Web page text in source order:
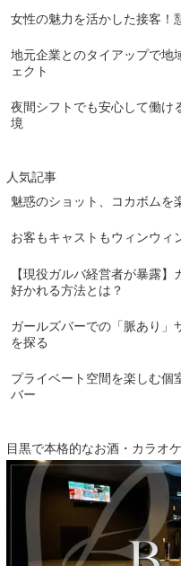
女性の魅力を活かした接客！
地元企業とのタイアップで地
ェクト
夜間シフトでも安心して働け
境
人気記事
魅惑のショット、コカボムを
お客もキャストもウィンウィ
【現役ガルバ経営者が暴露
好かれる方法とは？
ガールズバーでの「脈あり」
を探る
プライベート空間を楽しむ個
バー
目黒で本格的なお酒・カラオ